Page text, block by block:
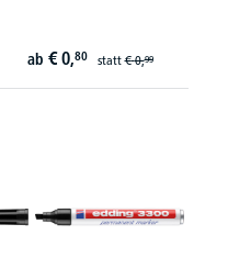
ab € 0,80 statt€ 0,99